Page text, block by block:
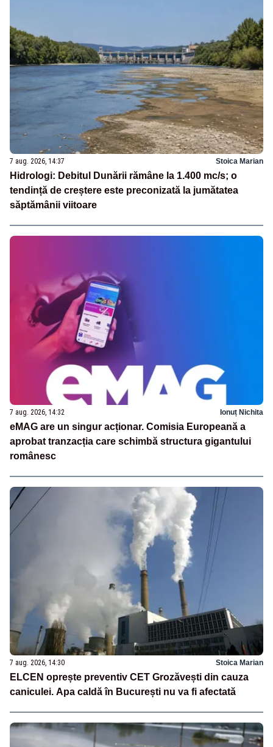
7 aug. 2026, 14:37 Stoica Marian
Hidrologi: Debitul Dunării rămâne la 1.400 mc/s; o
tendință de creștere este preconizată la jumătatea
săptămânii viitoare
7 aug. 2026, 14:32 Ionuț Nichita
eMAG are un singur acționar. Comisia Europeană a
aprobat tranzacția care schimbă structura gigantului
românesc
7 aug. 2026, 14:30 Stoica Marian
ELCEN oprește preventiv CET Grozăvești din cauza
caniculei. Apa caldă în București nu va fi afectată